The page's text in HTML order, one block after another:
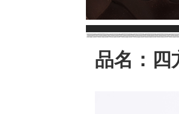
品名：